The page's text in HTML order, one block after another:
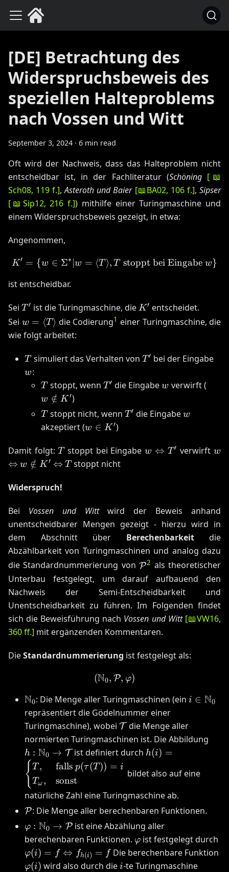
[DE] Betrachtung des
Widerspruchsbeweis des
speziellen Halteproblems
nach Vossen und Witt
September 3, 2024 · 6 min read
Oft wird der Nachweis, dass das Halteproblem nicht
entscheidbar ist, in der Fachliteratur (Schöning [📖
Sch08, 119 f.],Asteroth und Baier [📖BA02, 106 f.],Sipser
[ 📖 Sip12, 216 f.]) mithilfe einer Turingmaschine und
einem Widerspruchsbeweis gezeigt, in etwa:
Angenommen,
K' = \{w \in \Sigma^* |
K′ = {w ∈ Σ∗ w = ⟨T⟩, Tstoppt bei Eingabe w}
ist entscheidbar.
Sei T'
T ′ ist die Turingmaschine, die K'
K′ entscheidet.
Sei w =
\langle
\rangle
w = ⟨T ⟩ die Codierung1 einer Turingmaschine, die
wie folgt arbeitet:
T
T simuliert das Verhalten von T'
T ′ bei der Eingabe
w:
T
T stoppt, wenn T'
T ′ die Eingabew
w verwirft (
w ∈
/ K ′)
T
T stoppt nicht, wenn T'
T ′ die Eingabew
w
akzeptiert (w
K'
w ∈ K ′)
Damit folgt:T
T stoppt bei Eingabew
w \Leftrightarrow
⇔ T'
T ′ verwirft w
w
⇔w
K'
w ∈
/ K ′ \Leftrightarrow
⇔T
T stoppt nicht
Widerspruch!
Bei Vossen und Wittwird der Beweis anhand
unentscheidbarer Mengen gezeigt - hierzu wird in
dem Abschnitt über Berechenbarkeitdie
Abzählbarkeit von Turingmaschinen und analog dazu
die Standardnummerierung von\mathcal{P}
P2 als theoretischer
Unterbau festgelegt, um darauf aufbauend den
Nachweis der Semi-Entscheidbarkeit und
Unentscheidbarkeit zu führen. Im Folgenden findet
sich die Beweisführung nach Vossen und Witt [📖VW16,
360 ff.] mit ergänzenden Kommentaren.
DieStandardnummerierung ist festgelegt als:
(\mathbb{N}_0,
(N0, P, φ)
\mathbb{N}_0
N0: Die Menge aller Turingmaschinen (ein i \in
i ∈ N0
repräsentiert die Gödelnummer einer
Turingmaschine), wobei \mathcal{T}
T die Menge aller
normierten Turingmaschinen ist. Die Abbildung
h : N0 → T ist definiert durch h(i) =
T, &
p(\tau(T)) =
i\\
T_{\omega},
\text{sonst}
\end{cases}
h(i) =
{ T ,
Tω ,
fallsp(τ (T )) = i
sonst
bildet also auf eine
natürliche Zahl eine Turingmaschine ab.
\mathcal{P}
P: Die Menge aller berechenbaren Funktionen.
\varphi:
\mathbb{N}_0
\rightarrow
\mathcal{P}
φ : N0 → P ist eine Abzählung aller
berechenbaren Funktionen. \varphi
φ ist festgelegt durch
φ(i) = f ⇔ fh(i) = f Die berechenbare Funktion
\varphi(i)
φ(i) wird also durch diei
i-te Turingmaschine